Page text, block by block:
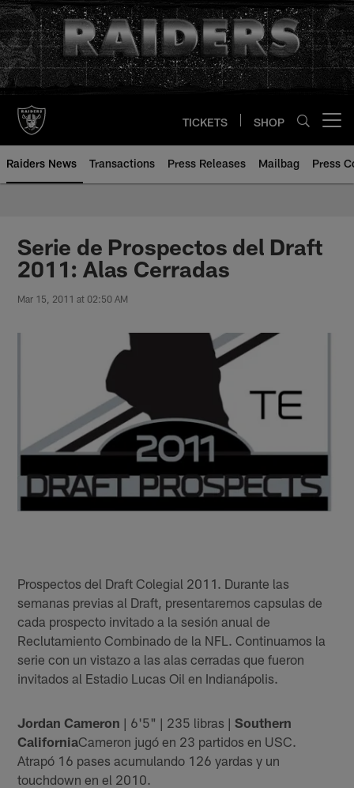
Skip
to
main
content
TICKETS SHOP
Raiders News Transactions Press Releases Mailbag Press
Serie de Prospectos del Draft
2011: Alas Cerradas
Mar 15, 2011 at 02:50 AM
Prospectos del Draft Colegial 2011. Durante las
semanas previas al Draft, presentaremos capsulas de
cada prospecto invitado a la sesión anual de
Reclutamiento Combinado de la NFL. Continuamos la
serie con un vistazo a las alas cerradas que fueron
invitados al Estadio Lucas Oil en Indianápolis.
Jordan Cameron | 6'5" | 235 libras |Southern
CaliforniaCameron jugó en 23 partidos en USC.
Atrapó 16 pases acumulando 126 yardas y un
touchdown en el 2010.